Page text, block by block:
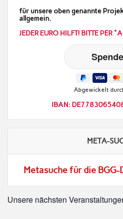
für unsere oben genannte
allgemein.
JEDER EURO HILFT! BITTE PER
Abgewickelt
IBAN:
META-
Metasuche für die
Unsere nächsten